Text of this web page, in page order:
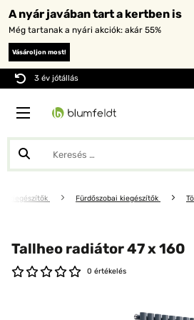
A nyár javában tart a kertben is
Még tartanak a nyári akciók: akár 55%
Vásároljon most!
3 év jótállás
kiegészítők Fürdőszobai kiegészítők
Tallheo radiátor 47 x 160
0 értékelés